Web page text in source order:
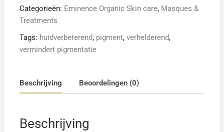
aantal
Categorieën: Eminence Organic Skin care, Masques &
Treatments
Tags: huidverbeterend, pigment, verhelderend,
vermindert pigmentatie
Beschrijving Beoordelingen (0)
Beschrijving